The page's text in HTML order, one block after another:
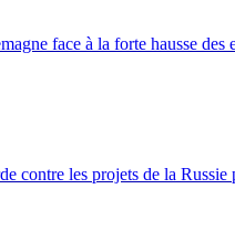
face à la forte hausse des
contre les projets de la